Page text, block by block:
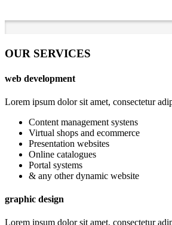
OUR SERVICES
web development
Lorem ipsum dolor sit amet, consectetur
Content management systens
Virtual shops and ecommerce
Presentation websites
Online catalogues
Portal systems
& any other dynamic website
graphic design
Lorem ipsum dolor sit amet, consectetur